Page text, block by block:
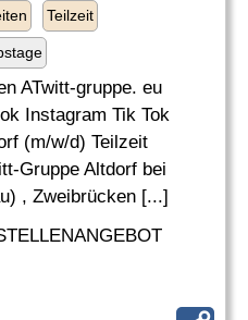
Teilzeit
ATwitt-gruppe. eu
Instagram Tik Tok
(m/w/d) Teilzeit
Gruppe Altdorf bei
, Zweibrücken [...]